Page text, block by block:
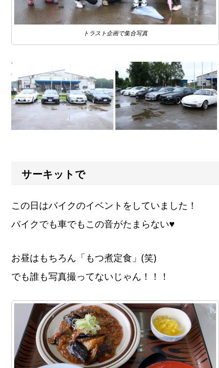
トラスト企画で集合写真
サーキットで
この日はバイクのイベントをしていました！
バイクでも車でもこの音がたまらない♥
お昼はもちろん「もつ煮定食」(笑)
でも誰も写真撮ってないじゃん！！！